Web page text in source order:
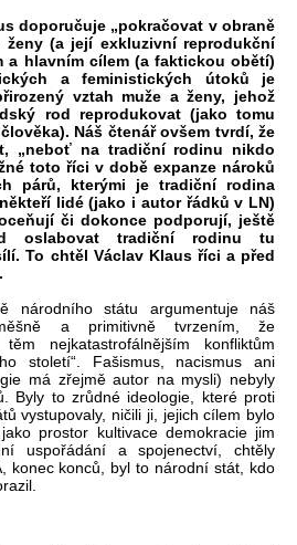
doporučuje „pokračovat v obraně
(a její exkluzivní reprodukční
a hlavním cílem (a faktickou obětí)
a feministických útoků je
vztah muže a ženy, jehož
rod reprodukovat (jako tomu
Náš čtenář ovšem tvrdí, že
„neboť na tradiční rodinu nikdo
toto říci v době expanze nároků
párů, kterými je tradiční rodina
lidé (jako i autor řádků v LN)
či dokonce podporují, ještě
oslabovat tradiční rodinu tu
To chtěl Václav Klaus říci a před
národního státu argumentuje náš
a primitivně tvrzením, že
nejkatastrofálnějším konfliktům
století“. Fašismus, nacismus ani
má zřejmě autor na mysli) nebyly
Byly to zrůdné ideologie, které proti
vystupovaly, ničili ji, jejich cílem bylo
prostor kultivace demokracie jim
uspořádání a spojenectví, chtěly
konec konců, byl to národní stát, kdo